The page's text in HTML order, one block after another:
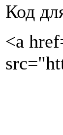
Код
<a